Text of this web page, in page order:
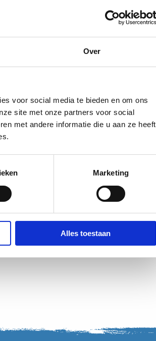
Over
voor social media te bieden en om ons
site met onze partners voor social
met andere informatie die u aan ze heeft
Marketing
Alles toestaan